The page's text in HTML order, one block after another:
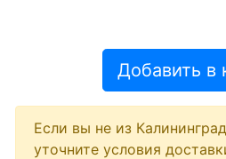
Добавить в
Если вы не из
уточните условия